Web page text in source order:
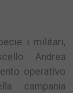
i militari,
Andrea
operativo
campania